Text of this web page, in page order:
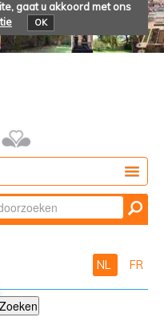
gaat u akkoord met ons
OK
NL FR